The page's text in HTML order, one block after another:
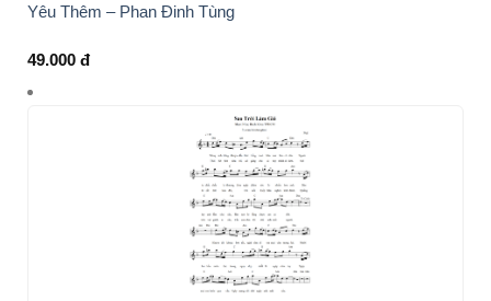
Yêu Thêm – Phan Đinh Tùng
49.000 đ